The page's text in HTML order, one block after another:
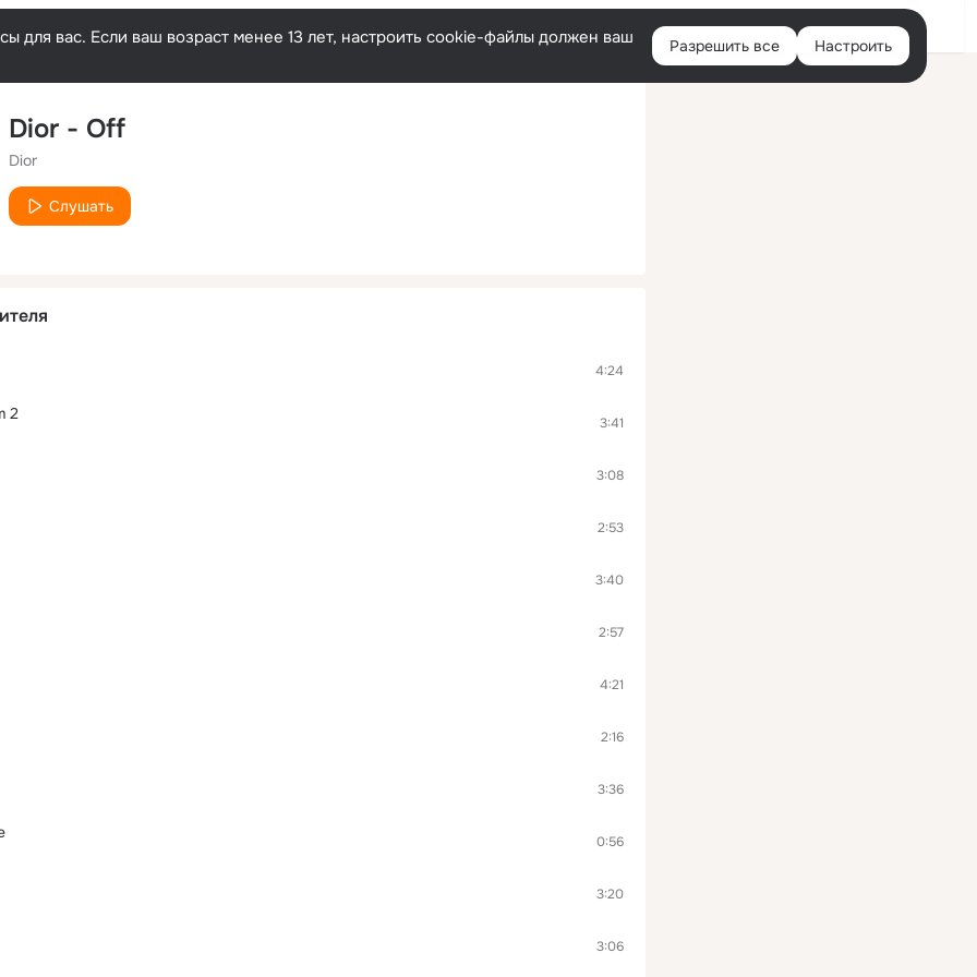
Войти
для вас. Если ваш возраст менее 13 лет, настроить cookie-файлы должен ваш Разрешить все Настроить
Dior - Off
Dior
Слушать
4:24
2 3:41
3:08
2:53
3:40
2:57
4:21
2:16
3:36
0:56
3:20
3:06